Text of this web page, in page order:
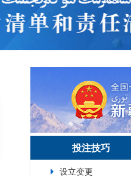
投注技巧
设立变更